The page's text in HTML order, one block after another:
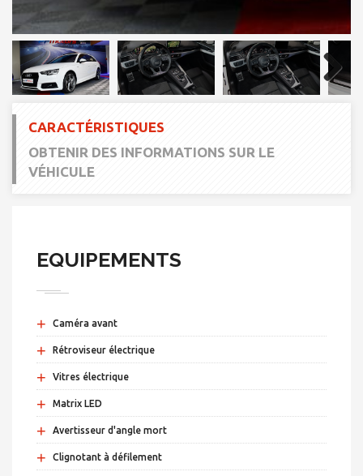
Next
CARACTÉRISTIQUES
OBTENIR DES INFORMATIONS SUR LE
VÉHICULE
EQUIPEMENTS
+ Caméra avant
+ Rétroviseur électrique
+ Vitres électrique
+ Matrix LED
+ Avertisseur d'angle mort
+ Clignotant à défilement